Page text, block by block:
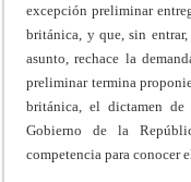
excepción preliminar
británica, y que, sin
asunto, rechace la
preliminar termina
británica, el dictamen de
Gobierno de la
competencia para conocer